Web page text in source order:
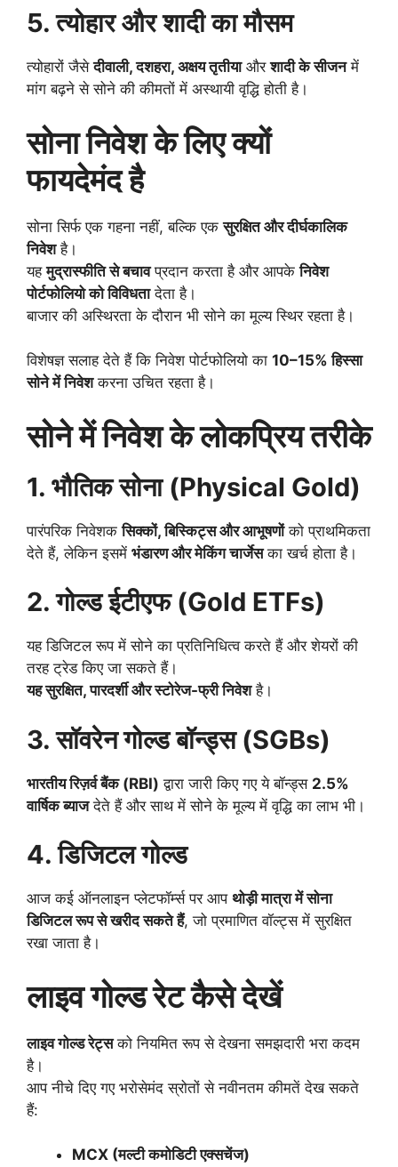
5. त्योहार और शादी का मौसम
त्योहारों जैसेदीवाली, दशहरा, अक्षय तृतीयाऔरशादी के सीजनमें
मांग बढ़ने से सोने की कीमतों में अस्थायी वृद्धि होती है।
सोना निवेश के लिए क्यों
फायदेमंद है
सोना सिर्फ एक गहना नहीं, बल्कि एकसुरक्षित और दीर्घकालिक
निवेशहै।
यहमुद्रास्फीति से बचावप्रदान करता है और आपकेनिवेश
पोर्टफोलियो को विविधतादेता है।
बाजार की अस्थिरता के दौरान भी सोने का मूल्य स्थिर रहता है।
विशेषज्ञ सलाह देते हैं कि निवेश पोर्टफोलियो का 10–15% हिस्सा
सोने में निवेशकरना उचित रहता है।
सोने में निवेश के लोकप्रिय तरीके
1. भौतिक सोना (Physical Gold)
पारंपरिक निवेशकसिक्कों, बिस्किट्स और आभूषणोंको प्राथमिकता
देते हैं, लेकिन इसमें भंडारण और मेकिंग चार्जेसका खर्च होता है।
2. गोल्ड ईटीएफ (Gold ETFs)
यह डिजिटल रूप में सोने का प्रतिनिधित्व करते हैं और शेयरों की
तरह ट्रेड किए जा सकते हैं।
यह सुरक्षित, पारदर्शी और स्टोरेज-फ्री निवेशहै।
3. सॉवरेन गोल्ड बॉन्ड्स (SGBs)
भारतीय रिज़र्व बैंक (RBI) द्वारा जारी किए गए ये बॉन्ड्स 2.5%
वार्षिक ब्याजदेते हैं और साथ में सोने के मूल्य में वृद्धि का लाभ भी।
4. डिजिटल गोल्ड
आज कई ऑनलाइन प्लेटफॉर्म्स पर आप थोड़ी मात्रा में सोना
डिजिटल रूप से खरीद सकते हैं, जो प्रमाणित वॉल्ट्स में सुरक्षित
रखा जाता है।
लाइव गोल्ड रेट कैसे देखें
लाइव गोल्ड रेट्सको नियमित रूप से देखना समझदारी भरा कदम
है।
आप नीचे दिए गए भरोसेमंद स्रोतों से नवीनतम कीमतें देख सकते
हैं:
MCX (मल्टी कमोडिटी एक्सचेंज)